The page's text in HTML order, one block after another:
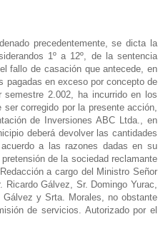
precedentemente, se dicta la
1º a 12º, de la sentencia
fallo de casación que antecede, en
pagadas en exceso por concepto de
semestre 2.002, ha incurrido en los
corregido por la presente acción,
de Inversiones ABC Ltda., en
deberá devolver las cantidades
a las razones dadas en su
de la sociedad reclamante
a cargo del Ministro Señor
Gálvez, Sr. Domingo Yurac,
y Srta. Morales, no obstante
de servicios. Autorizado por el